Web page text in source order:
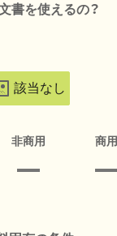
書を使えるの？
該当なし
非商用 商用